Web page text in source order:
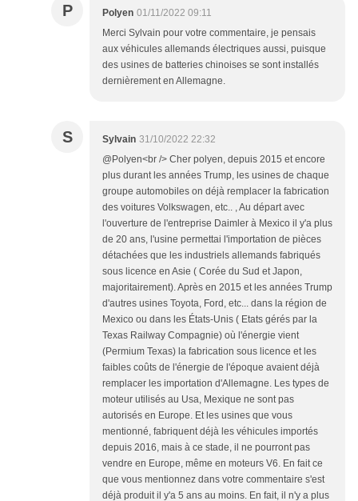
P Polyen 01/11/2022 09:11
Merci Sylvain pour votre commentaire, je pensais
aux véhicules allemands électriques aussi, puisque
des usines de batteries chinoises se sont installés
dernièrement en Allemagne.
S Sylvain 31/10/2022 22:32
@Polyen<br /> Cher polyen, depuis 2015 et encore
plus durant les années Trump, les usines de chaque
groupe automobiles on déjà remplacer la fabrication
des voitures Volkswagen, etc.. , Au départ avec
l'ouverture de l'entreprise Daimler à Mexico il y'a plus
de 20 ans, l'usine permettai l'importation de pièces
détachées que les industriels allemands fabriqués
sous licence en Asie ( Corée du Sud et Japon,
majoritairement). Après en 2015 et les années Trump
d'autres usines Toyota, Ford, etc... dans la région de
Mexico ou dans les États-Unis ( Etats gérés par la
Texas Railway Compagnie) où l'énergie vient
(Permium Texas) la fabrication sous licence et les
faibles coûts de l'énergie de l'époque avaient déjà
remplacer les importation d'Allemagne. Les types de
moteur utilisés au Usa, Mexique ne sont pas
autorisés en Europe. Et les usines que vous
mentionné, fabriquent déjà les véhicules importés
depuis 2016, mais à ce stade, il ne pourront pas
vendre en Europe, même en moteurs V6. En fait ce
que vous mentionnez dans votre commentaire s'est
déjà produit il y'a 5 ans au moins. En fait, il n'y a plus